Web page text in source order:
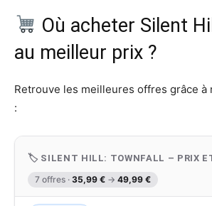
Où acheter Silent
au meilleur prix ?
Retrouve les meilleures offres grâce à
:
🏷 SILENT HILL: TOWNFALL – PRIX
7 offres · 35,99 € → 49,99 €